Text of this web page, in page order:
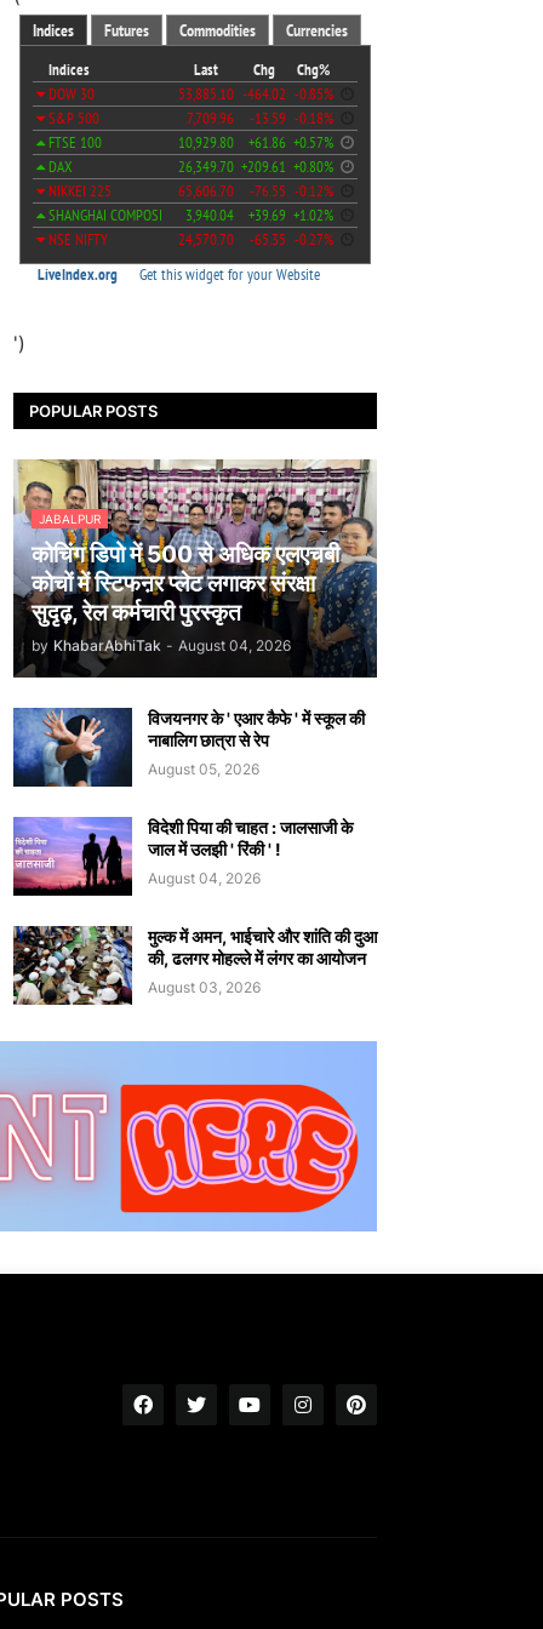
')
POPULAR POSTS
JABALPUR
कोचिंग डिपो में 500 से अधिक एलएचबी
कोचों में स्टिफऩर प्लेट लगाकर संरक्षा
सुदृढ़, रेल कर्मचारी पुरस्कृत
by KhabarAbhiTak - August 04, 2026
विजयनगर के ' एआर कैफे ' में स्कूल की
नाबालिग छात्रा से रेप
August 05, 2026
विदेशी पिया की चाहत : जालसाजी के
जाल में उलझी ' रिंकी ' !
August 04, 2026
मुल्क में अमन, भाईचारे और शांति की दुआ
की, ढलगर मोहल्ले में लंगर का आयोजन
August 03, 2026
POSTS